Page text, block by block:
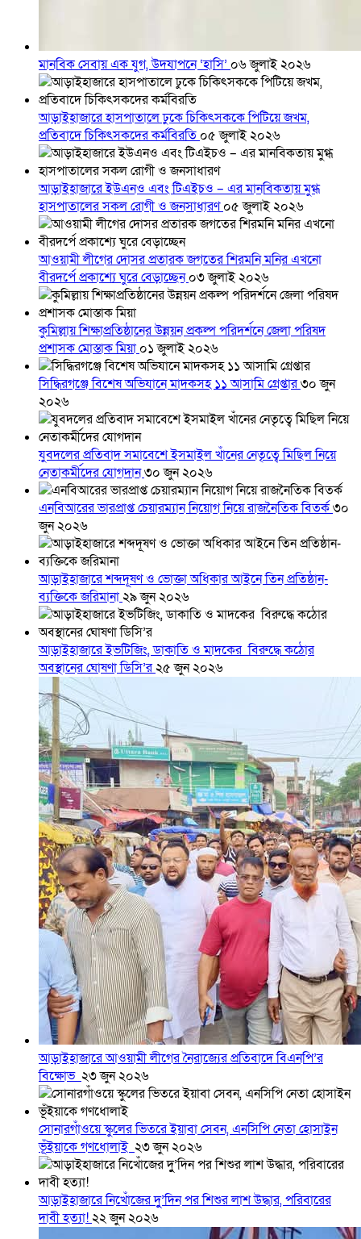
মানবিক সেবায় এক যুগ, উদযাপনে ‘হাসি’ ০৬ জুলাই ২০২৬
আড়াইহাজারে হাসপাতালে ঢুকে চিকিৎসককে পিটিয়ে জখম,
প্রতিবাদে চিকিৎসকদের কর্মবিরতি ০৫ জুলাই ২০২৬
আড়াইহাজারে ইউএনও এবং টিএইচও – এর মানবিকতায় মুগ্ধ
হাসপাতালের সকল রোগী ও জনসাধারণ০৫ জুলাই ২০২৬
আওয়ামী লীগের দোসর প্রতারক জগতের শিরমনি মনির এখনো
বীরদর্পে প্রকাশ্যে ঘুরে বেড়াচ্ছেন০৩ জুলাই ২০২৬
কুমিল্লায় শিক্ষাপ্রতিষ্ঠানের উন্নয়ন প্রকল্প পরিদর্শনে জেলা পরিষদ
প্রশাসক মোস্তাক মিয়া ০১ জুলাই ২০২৬
সিদ্ধিরগঞ্জে বিশেষ অভিযানে মাদকসহ ১১ আসামি গ্রেপ্তার৩০ জুন
২০২৬
যুবদলের প্রতিবাদ সমাবেশে ইসমাইল খাঁনের নেতৃত্বে মিছিল নিয়ে
নেতাকর্মীদের যোগদান৩০ জুন ২০২৬
এনবিআরের ভারপ্রাপ্ত চেয়ারম্যান নিয়োগ নিয়ে রাজনৈতিক বিতর্ক৩০
জুন ২০২৬
আড়াইহাজারে শব্দদূষণ ও ভোক্তা অধিকার আইনে তিন প্রতিষ্ঠান-
ব্যক্তিকে জরিমানা২৯ জুন ২০২৬
আড়াইহাজারে ইভটিজিং, ডাকাতি ও মাদকের বিরুদ্ধে কঠোর
অবস্থানের ঘোষণা ডিসি’র২৫ জুন ২০২৬
আড়াইহাজারে আওয়ামী লীগের নৈরাজ্যের প্রতিবাদে বিএনপি’র
বিক্ষোভ ২৩ জুন ২০২৬
সোনারগাঁওয়ে স্কুলের ভিতরে ইয়াবা সেবন, এনসিপি নেতা হোসাইন
ভূঁইয়াকে গণধোলাই ২৩ জুন ২০২৬
আড়াইহাজারে নিখোঁজের দুু’দিন পর শিশুর লাশ উদ্ধার, পরিবারের
দাবী হত্যা!২২ জুন ২০২৬